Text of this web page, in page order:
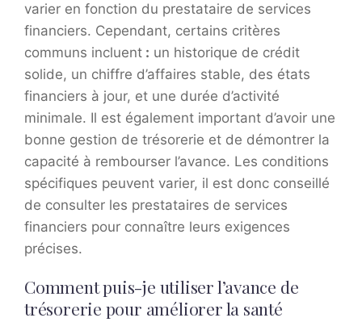
varier en fonction du prestataire de services
financiers. Cependant, certains critères
communs incluent : un historique de crédit
solide, un chiffre d’affaires stable, des états
financiers à jour, et une durée d’activité
minimale. Il est également important d’avoir une
bonne gestion de trésorerie et de démontrer la
capacité à rembourser l’avance. Les conditions
spécifiques peuvent varier, il est donc conseillé
de consulter les prestataires de services
financiers pour connaître leurs exigences
précises.
Comment puis-je utiliser l’avance de
trésorerie pour améliorer la santé